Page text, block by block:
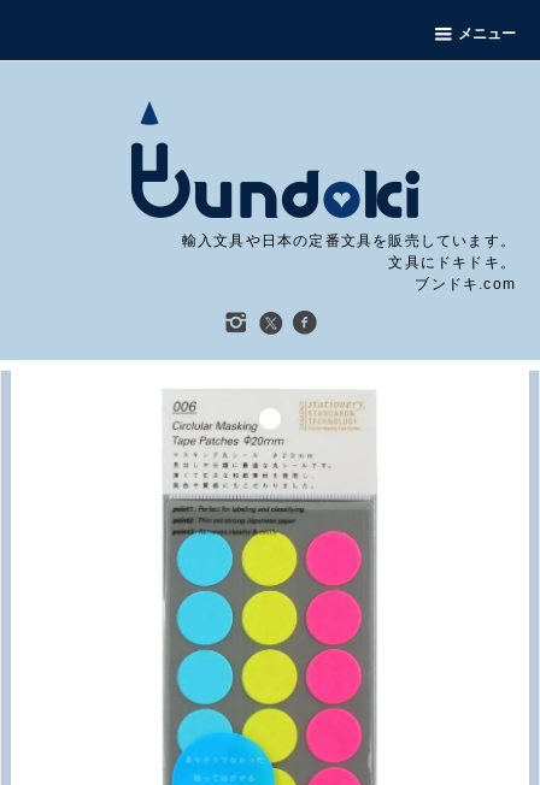
メニュー
輸入文具や日本の定番文具を販売しています。
文具にドキドキ。
ブンドキ.com